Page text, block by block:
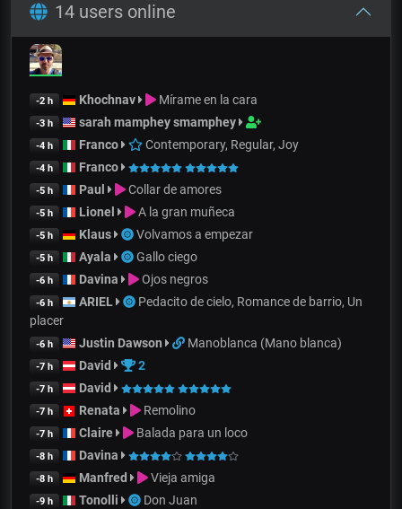
14 users online
-2 h Khochnav Mírame en la cara
-3 h sarah mamphey smamphey
-4 h Franco Contemporary, Regular, Joy
-4 h Franco
-5 h Paul Collar de amores
-5 h Lionel A la gran muñeca
-5 h Klaus Volvamos a empezar
-5 h Ayala Gallo ciego
-6 h Davina Ojos negros
-6 h ARIEL
Pedacito de cielo, Romance de barrio, Un
placer
-6 h Justin Dawson Manoblanca (Mano blanca)
-7 h David 2
-7 h David
-7 h Renata Remolino
-7 h Claire Balada para un loco
-8 h Davina
-8 h Manfred Vieja amiga
-9 h Tonolli Don Juan